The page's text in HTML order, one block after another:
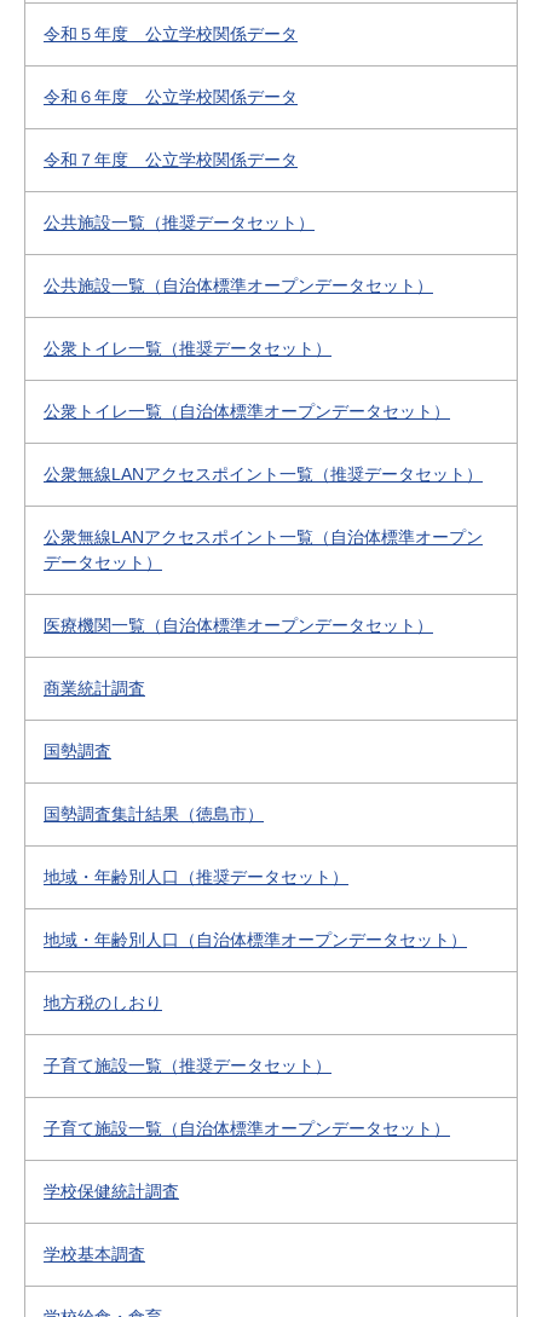
令和５年度 公立学校関係データ
令和６年度 公立学校関係データ
令和７年度 公立学校関係データ
公共施設一覧（推奨データセット）
公共施設一覧（自治体標準オープンデータセット）
公衆トイレ一覧（推奨データセット）
公衆トイレ一覧（自治体標準オープンデータセット）
公衆無線LANアクセスポイント一覧（推奨データセット）
公衆無線LANアクセスポイント一覧（自治体標準オープン
データセット）
医療機関一覧（自治体標準オープンデータセット）
商業統計調査
国勢調査
国勢調査集計結果（徳島市）
地域・年齢別人口（推奨データセット）
地域・年齢別人口（自治体標準オープンデータセット）
地方税のしおり
子育て施設一覧（推奨データセット）
子育て施設一覧（自治体標準オープンデータセット）
学校保健統計調査
学校基本調査